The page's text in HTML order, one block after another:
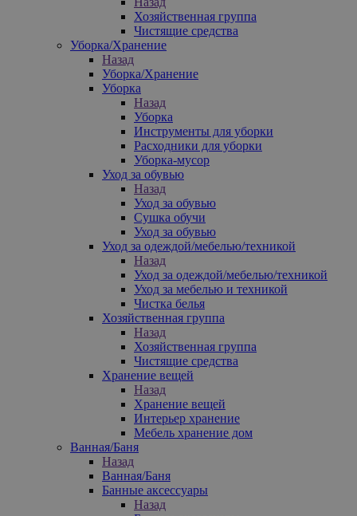
Хозяйственная группа
Чистящие средства
Уборка/Хранение
Назад
Уборка/Хранение
Уборка
Назад
Уборка
Инструменты для уборки
Расходники для уборки
Уборка-мусор
Уход за обувью
Назад
Уход за обувью
Сушка обучи
Уход за обувью
Уход за одеждой/мебелью/техникой
Назад
Уход за одеждой/мебелью/техникой
Уход за мебелью и техникой
Чистка белья
Хозяйственная группа
Назад
Хозяйственная группа
Чистящие средства
Хранение вещей
Назад
Хранение вещей
Интерьер хранение
Мебель хранение дом
Ванная/Баня
Назад
Ванная/Баня
Банные аксессуары
Назад